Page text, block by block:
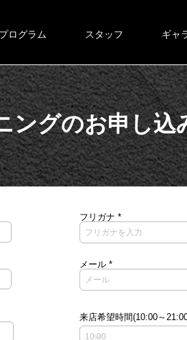
プログラム スタッフ ギャ
ングのお申し込
フリガナ
メール
来店希望時間(10:00～